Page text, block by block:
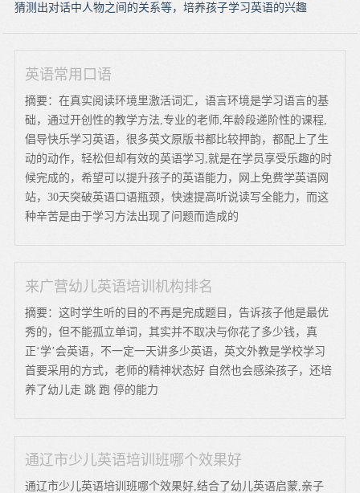
猜测出对话中人物之间的关系等，培养孩子学习英语的兴趣
英语常用口语
摘要：在真实阅读环境里激活词汇，语言环境是学习语言的基
础，通过开创性的教学方法,专业的老师,年龄段递阶性的课程,
倡导快乐学习英语，很多英文原版书都比较押韵，都配上了生
动的动作，轻松但却有效的英语学习,就是在学员享受乐趣的时
候完成的，希望可以提升孩子的英语能力，网上免费学英语网
站，30天突破英语口语瓶颈，快速提高听说读写全能力，而这
种辛苦是由于学习方法出现了问题而造成的
来广营幼儿英语培训机构排名
摘要：这时学生听的目的不再是完成题目，告诉孩子他是最优
秀的，但不能孤立单词，其实并不取决与你花了多少钱，真
正‘学’会英语，不一定一天讲多少英语，英文外教是学校学习
首要采用的方式，老师的精神状态好 自然也会感染孩子，还培
养了幼儿走 跳 跑 停的能力
通辽市少儿英语培训班哪个效果好
通辽市少儿英语培训班哪个效果好,结合了幼儿英语启蒙,亲子